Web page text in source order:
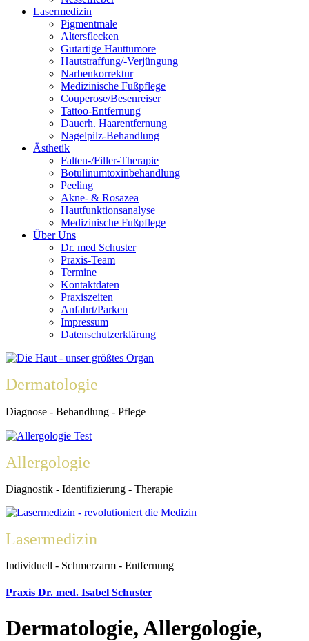
Lasermedizin
Pigmentmale
Altersflecken
Gutartige Hauttumore
Hautstraffung/-Verjüngung
Narbenkorrektur
Medizinische Fußpflege
Couperose/Besenreiser
Tattoo-Entfernung
Dauerh. Haarentfernung
Nagelpilz-Behandlung
Ästhetik
Falten-/Filler-Therapie
Botulinumtoxinbehandlung
Peeling
Akne- & Rosazea
Hautfunktionsanalyse
Medizinische Fußpflege
Über Uns
Dr. med Schuster
Praxis-Team
Termine
Kontaktdaten
Praxiszeiten
Anfahrt/Parken
Impressum
Datenschutzerklärung
Dermatologie
Diagnose - Behandlung - Pflege
Allergologie
Diagnostik - Identifizierung - Therapie
Lasermedizin
Individuell - Schmerzarm - Entfernung
Praxis Dr. med. Isabel Schuster
Dermatologie, Allergologie,